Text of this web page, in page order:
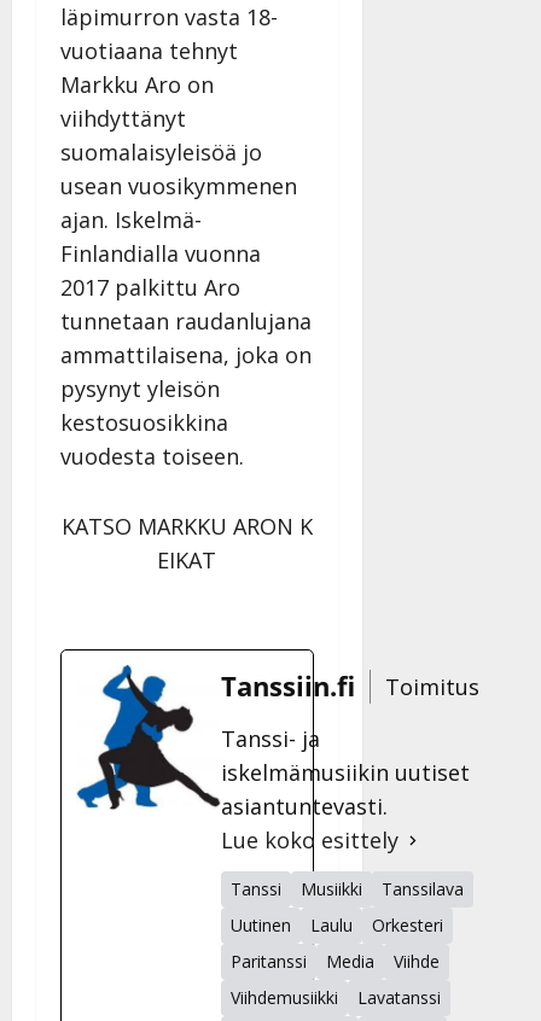
läpimurron vasta 18-
vuotiaana tehnyt
Markku Aro on
viihdyttänyt
suomalaisyleisöä jo
usean vuosikymmenen
ajan. Iskelmä-
Finlandialla vuonna
2017 palkittu Aro
tunnetaan raudanlujana
ammattilaisena, joka on
pysynyt yleisön
kestosuosikkina
vuodesta toiseen.
KATSO MARKKU ARON K
EIKAT
Tanssiin.fi
Toimitus
Tanssi- ja
iskelmämusiikin uutiset
asiantuntevasti.
Lue koko esittely
Tanssi Musiikki
Tanssilava
Uutinen
Laulu
Orkesteri
Paritanssi
Media
Viihde
Viihdemusiikki
Lavatanssi